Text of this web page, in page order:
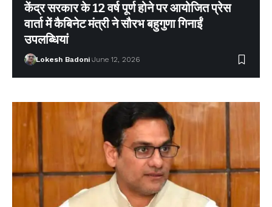
केंद्र सरकार के 12 वर्ष पूर्ण होने पर आयोजित प्रेस
वार्ता में कैबिनेट मंत्री ने सौरभ बहुगुणा गिनाईं
उपलब्धियां
Lokesh Badoni June 12, 2026